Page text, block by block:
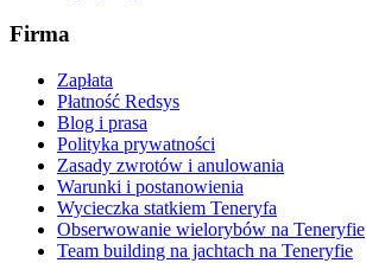
Firma
Zapłata
Płatność Redsys
Blog i prasa
Polityka prywatności
Zasady zwrotów i anulowania
Warunki i postanowienia
Wycieczka statkiem Teneryfa
Obserwowanie wielorybów na Teneryfie
Team building na jachtach na Teneryfie